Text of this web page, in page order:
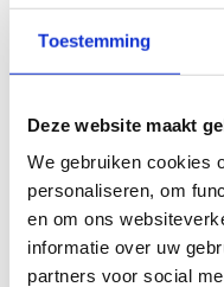
Toestemming
Deze website maakt
We gebruiken cookies
personaliseren, om
en om ons
informatie over uw
partners voor social
Of je nu kiest
een stevige
ideale
natuur.
En het mooiste?
heerlijk
Taverne